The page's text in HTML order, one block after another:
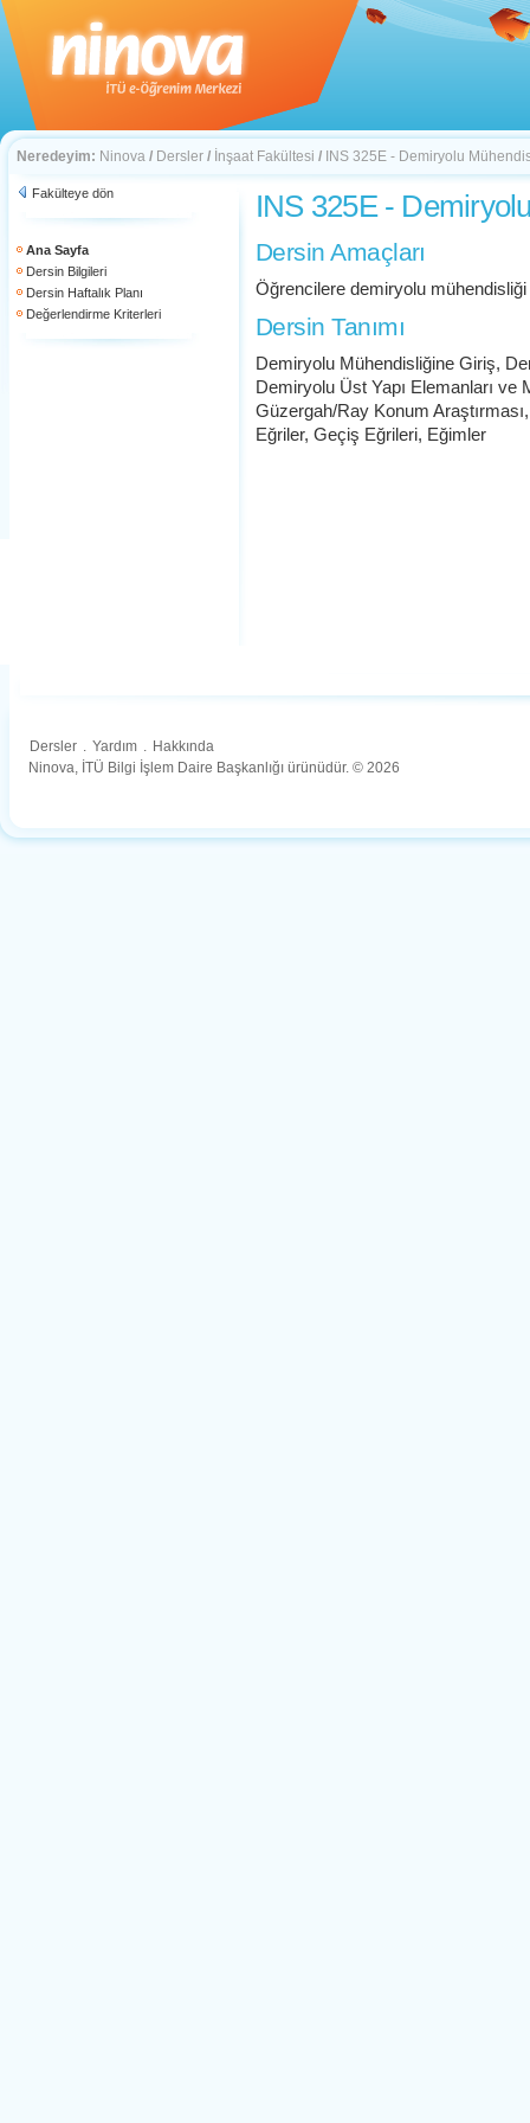
Neredeyim: Ninova / Dersler / İnşaat Fakültesi / INS 325E - Demiryolu
Fakülteye dön
Ana Sayfa
Dersin Bilgileri
Dersin Haftalık Planı
Değerlendirme Kriterleri
INS 325E -
Dersin Amaçları
Öğrencilere demiryolu
Dersin Tanımı
Demiryolu Mühendisliğine Giriş,
Demiryolu Üst Yapı Elemanları ve
Güzergah/Ray Konum
Eğriler, Geçiş Eğrileri, Eğimler
Dersler . Yardım . Hakkında
Ninova, İTÜ Bilgi İşlem Daire Başkanlığı ürünüdür. © 2026